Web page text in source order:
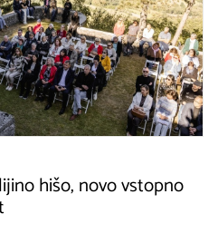
hišo, novo vstopno